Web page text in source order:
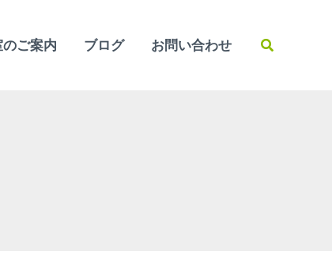
ご案内 ブログ お問い合わせ
検